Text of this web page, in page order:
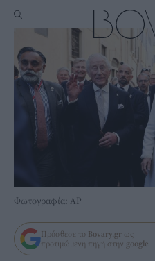
Φωτογραφία: AP
Πρόσθεσε το Bovary.gr ως
προτιμώμενη πηγή στην google